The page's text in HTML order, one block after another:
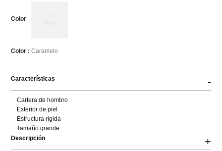
Color
Color Caramelo
Características -
Cartera de hombro
Exterior de piel
Estructura rígida
Tamaño grande
Descripción
+